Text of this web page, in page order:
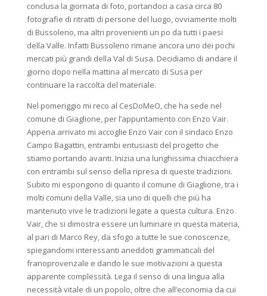
conclusa la giornata di foto, portandoci a casa circa 80
fotografie di ritratti di persone del luogo, ovviamente molti
di Bussoleno, ma altri provenienti un po da tutti i paesi
della Valle. Infatti Bussoleno rimane ancora uno dei pochi
mercati più grandi della Val di Susa. Decidiamo di andare il
giorno dopo nella mattina al mercato di Susa per
continuare la raccolta del materiale.
Nel pomeriggio mi reco al CesDoMeO, che ha sede nel
comune di Giaglione, per l’appuntamento con Enzo Vair.
Appena arrivato mi accoglie Enzo Vair con il sindaco Enzo
Campo Bagattin, entrambi entusiasti del progetto che
stiamo portando avanti. Inizia una lunghissima chiacchiera
con entrambi sul senso della ripresa di queste tradizioni.
Subito mi espongono di quanto il comune di Giaglione, tra i
molti comuni della Valle, sia uno di quelli che più ha
mantenuto vive le tradizioni legate a questa cultura. Enzo
Vair, che si dimostra essere un luminare in questa materia,
al pari di Marco Rey, da sfogo a tutte le sue conoscenze,
spiegandomi interessanti aneddoti grammaticali del
franoprovenzale e dando le sue motivazioni a questa
apparente complessità. Lega il senso di una lingua alla
necessità vitale di un popolo, oltre che all’economia da cui